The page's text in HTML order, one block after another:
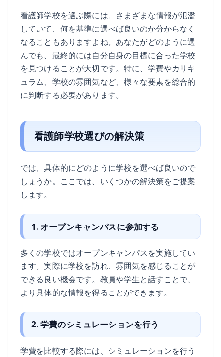
看護師学校を選ぶ際には、さまざまな情報が氾濫
していて、何を基準に選べば良いのか分からなく
なることもありますよね。あなたがどのように選
んでも、最終的には自分自身の目標に合った学校
を見つけることが大切です。特に、学費やカリキ
ュラム、学校の雰囲気など、様々な要素を総合的
に判断する必要があります。
看護師学校選びの解決策
では、具体的にどのように学校を選べば良いので
しょうか。ここでは、いくつかの解決策をご提案
します。
1. オープンキャンパスに参加する
多くの学校ではオープンキャンパスを実施してい
ます。実際に学校を訪れ、雰囲気を感じることが
できる良い機会です。教員や学生と話すことで、
より具体的な情報を得ることができます。
2. 学費のシミュレーションを行う
学費を比較する際には、シミュレーションを行う